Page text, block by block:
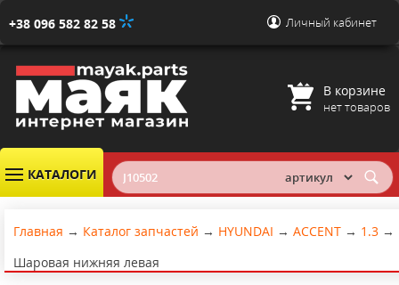
+38 096 582 82 58 Личный кабинет
В корзине
нет товаров
КАТАЛОГИ
Главная → Каталог запчастей → HYUNDAI → ACCENT → 1.3 →
Шаровая нижняя левая